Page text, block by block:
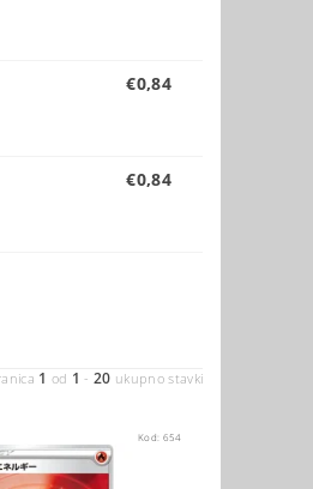
€0,84
€0,84
1 od 1 -20 ukupno stavki
Kod: 654